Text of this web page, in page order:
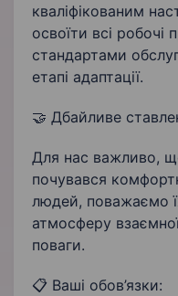
кваліфікованим
освоїти всі робочі
стандартами
етапі адаптації.
🤝 Дбайливе
Для нас важливо,
почувався
людей, поважаємо
атмосферу
поваги.
📋 Ваші обов’язки: